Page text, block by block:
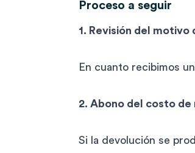
Proceso a seguir
1. Revisión del motivo
En cuanto recibimos
2. Abono del costo de
Si la devolución se